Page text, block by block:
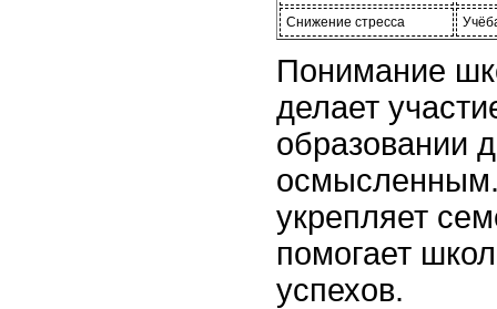
Снижение стресса
Понимание
делает
образовании
укрепляет
помогает
успехов.